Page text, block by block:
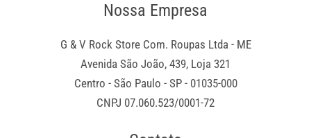
Nossa Empresa
G & V Rock Store Com. Roupas Ltda - ME
Avenida São João, 439, Loja 321
Centro - São Paulo - SP - 01035-000
CNPJ 07.060.523/0001-72